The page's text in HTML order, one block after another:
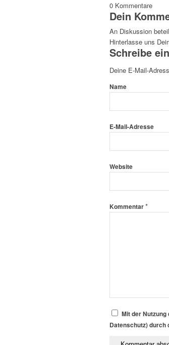
0 Kommentare
Dein
An Diskussion
Hinterlasse uns
Schreibe
Deine E-Mail-
Name
E-Mail-Adresse
Website
Kommentar*
Mit der
Datenschutz) durch